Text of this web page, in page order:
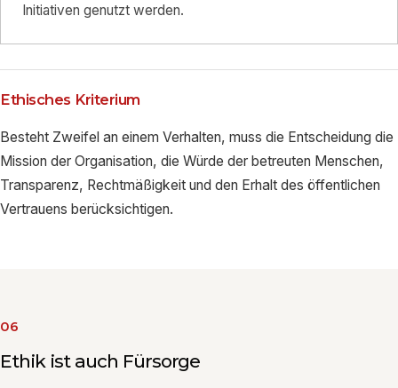
Initiativen genutzt werden.
Ethisches Kriterium
Besteht Zweifel an einem Verhalten, muss die Entscheidung die
Mission der Organisation, die Würde der betreuten Menschen,
Transparenz, Rechtmäßigkeit und den Erhalt des öffentlichen
Vertrauens berücksichtigen.
06
Ethik ist auch Fürsorge